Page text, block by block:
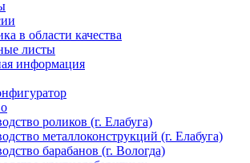
в области качества
листы
информация
роликов (г. Елабуга)
металлоконструкций (г. Елабуга)
барабанов (г. Вологда)